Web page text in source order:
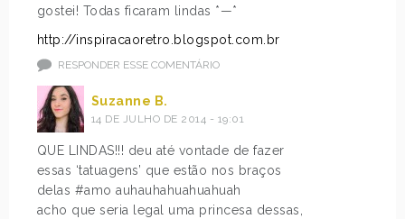
gostei! Todas ficaram lindas *—*
http://inspiracaoretro.blogspot.com.br
RESPONDER ESSE COMENTÁRIO
Suzanne B.
14 DE JULHO DE 2014 - 19:01
QUE LINDAS!!! deu até vontade de fazer
essas ‘tatuagens’ que estão nos braços
delas #amo auhauhahuahuahuah
acho que seria legal uma princesa dessas,